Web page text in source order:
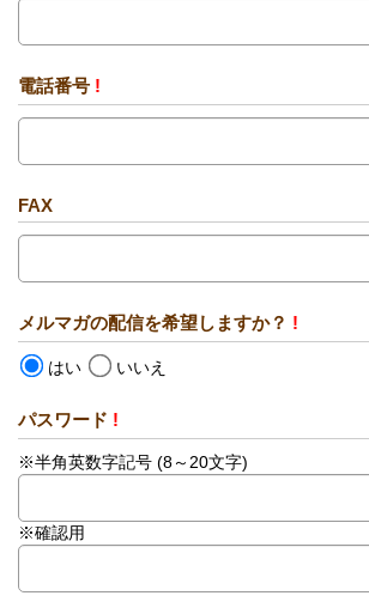
電話番号 !
FAX
メルマガの配信を希望しますか？ !
はい いいえ
パスワード !
※半角英数字記号 (8～20文字)
※確認用